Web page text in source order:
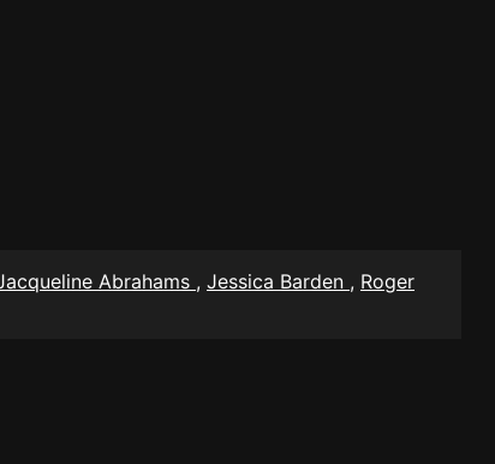
Abrahams , Jessica Barden , Roger